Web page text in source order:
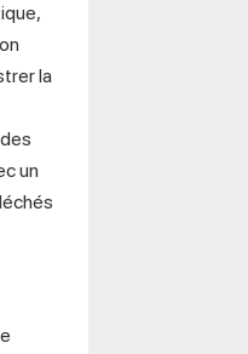
la
un